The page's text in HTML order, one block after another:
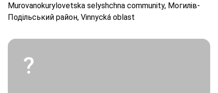
Murovanokurylovetska selyshchna community, Могилів-
Подільський район, Vinnycká oblast
?